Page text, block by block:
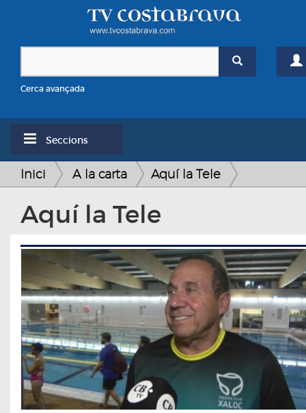
Cerca avançada
Seccions
Inici A la carta Aquí la Tele
Aquí la Tele